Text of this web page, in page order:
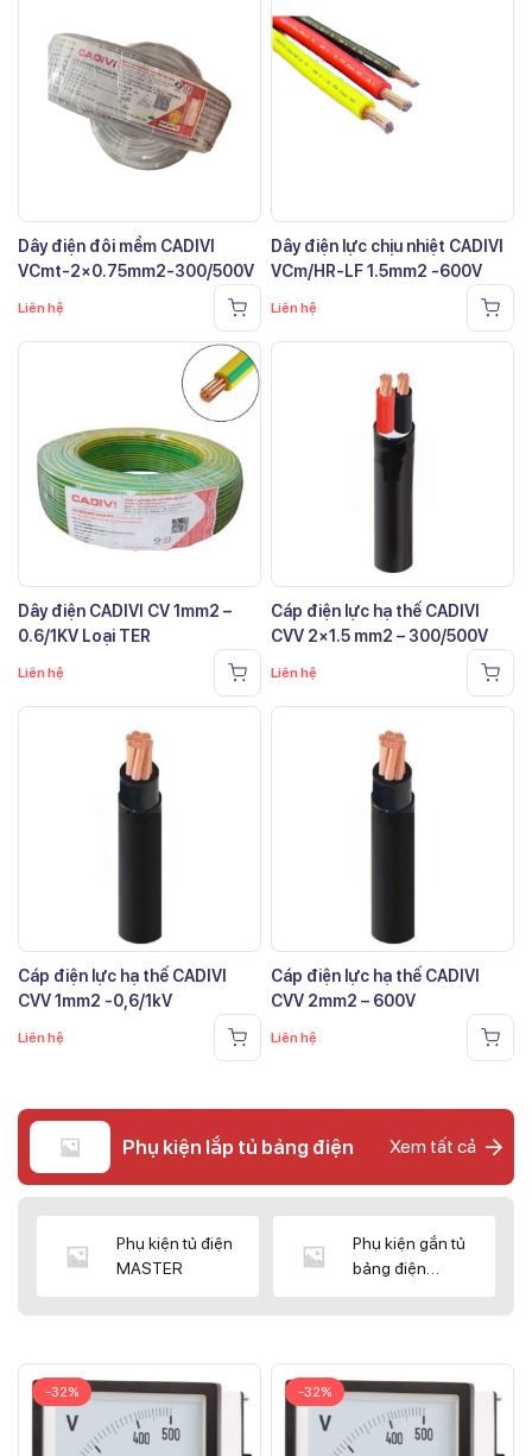
Dây điện đôi mềm CADIVI
VCmt-2×0.75mm2-300/500V
Liên hệ
Dây điện lực chịu nhiệt CADIVI
VCm/HR-LF 1.5mm2 -600V
Liên hệ
Dây điện CADIVI CV 1mm2 –
0.6/1KV Loại TER
Liên hệ
Cáp điện lực hạ thế CADIVI
CVV 2×1.5 mm2 – 300/500V
Liên hệ
Cáp điện lực hạ thế CADIVI
CVV 1mm2 -0,6/1kV
Liên hệ
Cáp điện lực hạ thế CADIVI
CVV 2mm2 – 600V
Liên hệ
Phụ kiện lắp tủ bảng điện Xem tất cả
Phụ kiện tủ điện
MASTER
Phụ kiện gắn tủ
bảng điện
-32% -32%